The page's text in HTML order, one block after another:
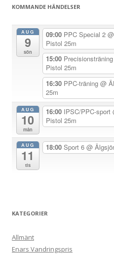
n
n
KOMMANDE HÄNDELSER
AUG
9
sön
09:00 PPC Special 2
Pistol 25m
15:00 Precisionsträning
Pistol 25m
16:30 PPC-träning @
25m
AUG
10
mån
16:00 IPSC/PPC-sport
Pistol 25m
AUG
11
tis
18:00 Sport 6 @
KATEGORIER
Allmänt
Enars Vandringspris